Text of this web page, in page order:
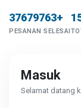
37679763+
PESANAN SELESAI
Masuk
Selamat datang